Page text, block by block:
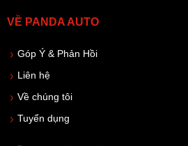
VỀ PANDA AUTO
Góp Ý & Phản Hồi
Liên hệ
Về chúng tôi
Tuyển dụng